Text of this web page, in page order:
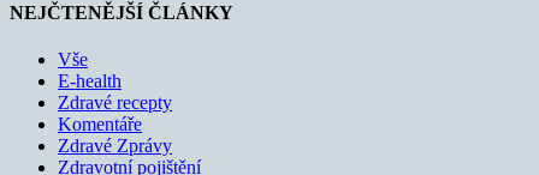
NEJČTENĚJŠÍ ČLÁNKY
Vše
E-health
Zdravé recepty
Komentáře
Zdravé Zprávy
Zdravotní pojištění